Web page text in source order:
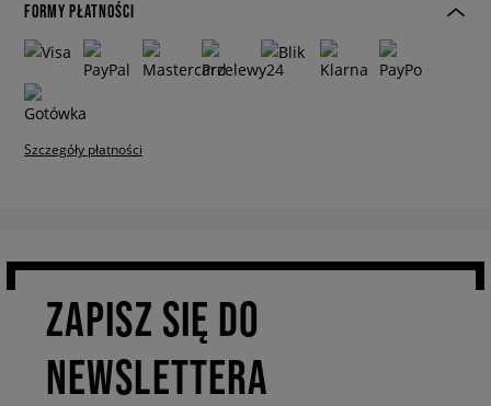
FORMY PŁATNOŚCI
Szczegóły płatności
ZAPISZ SIĘ DO
NEWSLETTERA